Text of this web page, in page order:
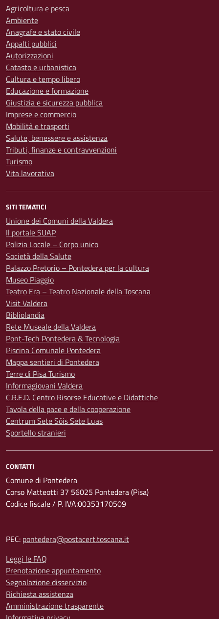
Agricoltura e pesca
Ambiente
Anagrafe e stato civile
Appalti pubblici
Autorizzazioni
Catasto e urbanistica
Cultura e tempo libero
Educazione e formazione
Giustizia e sicurezza pubblica
Imprese e commercio
Mobilità e trasporti
Salute, benessere e assistenza
Tributi, finanze e contravvenzioni
Turismo
Vita lavorativa
SITI TEMATICI
Unione dei Comuni della Valdera
Il portale SUAP
Polizia Locale – Corpo unico
Società della Salute
Palazzo Pretorio – Pontedera per la cultura
Museo Piaggio
Teatro Era – Teatro Nazionale della Toscana
Visit Valdera
Bibliolandia
Rete Museale della Valdera
Pont-Tech Pontedera & Tecnologia
Piscina Comunale Pontedera
Mappa sentieri di Pontedera
Terre di Pisa Turismo
Informagiovani Valdera
C.R.E.D. Centro Risorse Educative e Didattiche
Tavola della pace e della cooperazione
Centrum Sete Sóis Sete Luas
Sportello stranieri
CONTATTI
Comune di Pontedera
Corso Matteotti 37 56025 Pontedera (Pisa)
Codice fiscale / P. IVA:00353170509
PEC: pontedera@postacert.toscana.it
Leggi le FAQ
Prenotazione appuntamento
Segnalazione disservizio
Richiesta assistenza
Amministrazione trasparente